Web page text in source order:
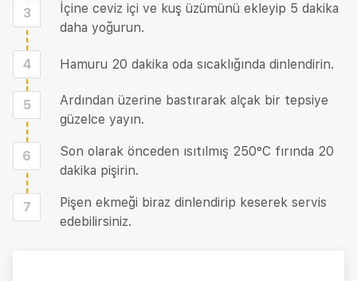
3
İçine ceviz içi ve kuş üzümünü ekleyip 5 dakika
daha yoğurun.
4 Hamuru 20 dakika oda sıcaklığında dinlendirin.
5
Ardından üzerine bastırarak alçak bir tepsiye
güzelce yayın.
6
Son olarak önceden ısıtılmış 250°C fırında 20
dakika pişirin.
7
Pişen ekmeği biraz dinlendirip keserek servis
edebilirsiniz.